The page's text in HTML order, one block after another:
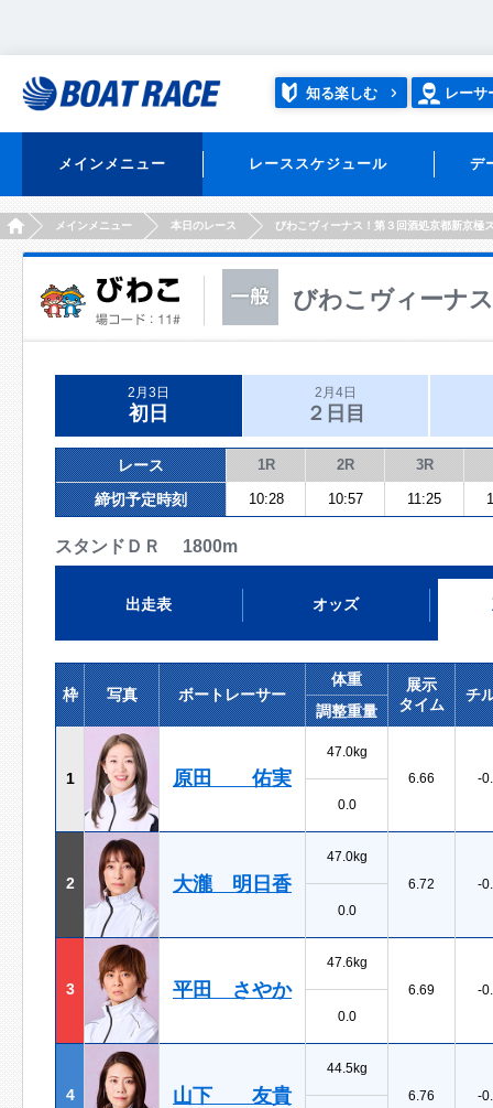
知る楽しむ レーサ
メインメニュー レーススケジュール デ
HOMEメインメニュー 本日のレース びわこヴィーナス！第３回酒処京都新京極
びわこヴィーナ
2月3日
初日
2月4日
２日目
レース 1R 2R 3R
締切予定時刻 10:28 10:57 11:25
スタンドＤＲ 1800m
出走表 オッズ
枠 写真 ボートレーサー
体重
展示
タイム
チ
調整重量
1 原田 佑実
47.0kg
6.66
-
0.0
2 大瀧 明日香
47.0kg
6.72
-
0.0
3 平田 さやか
47.6kg
6.69
-
0.0
4 山下 友貴
44.5kg
6.76
-